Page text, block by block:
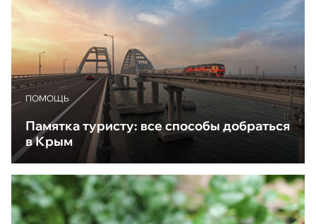
ПОМОЩЬ
Памятка туристу: все способы добраться
в Крым